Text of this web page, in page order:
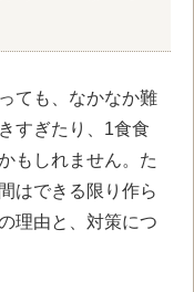
ても、なかなか難
すぎたり、 1食食
もしれません。た
はできる限り作ら
理由と、対策につ